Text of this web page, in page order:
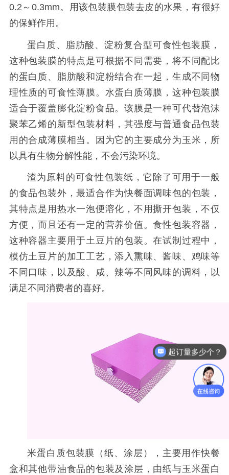
0.2～0.3mm。用该包装膜包装去皮的水果，有很好
的保鲜作用。
蛋白质、脂肪酸、淀粉复合型可食性包装膜，
这种包装膜的特点是可根据不同需要，将不同配比
的蛋白质、脂肪酸和淀粉结合在一起，生成不同物
理性质的可食性薄膜。 水蛋白质薄膜，这种包装膜
适合于覆盖膨化淀粉食品。该膜是一种可代替泡沫
聚苯乙烯的新型包装材料，其强度与普通食品包装
用的合成薄膜相当。因为它的主要成分为玉米，所
以具有生物分解性能，不会污染环境。
渣为原料的可食性包装纸，它除了可用于一般
的食品包装外，最适合作为快餐面调味包的包装，
其特点是用热水一泡便溶化，不用撕开包装，不仅
方便，而且还有一定的营养价值。食性包装容器，
这种容器主要用于土豆片的包装。在试制过程中，
模仿土豆片的加工工艺，添入熏味、酱味、鸡味等
不同口味，以及酸、咸、辣等不同风味的调料，以
满足不同消费者的喜好。
米蛋白质包装膜（纸、涂层），主要用作快餐
盒和其他带油食品的包装及涂层，由纸与玉米蛋白
起订量多少个？